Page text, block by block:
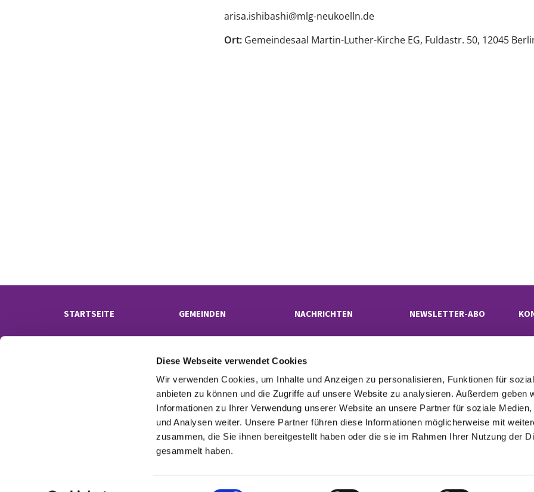
Diese Webseite verwendet Cookies
Wir verwenden Cookies, um Inhalte und Anzeigen zu personalisieren, Funktionen für
anbieten zu können und die Zugriffe auf unsere Website zu analysieren. Außerdem geben
Informationen zu Ihrer Verwendung unserer Website an unsere Partner für soziale Medien,
und Analysen weiter. Unsere Partner führen diese Informationen möglicherweise mit
zusammen, die Sie ihnen bereitgestellt haben oder die sie im Rahmen Ihrer Nutzung der
gesammelt haben.
arisa.ishibashi@mlg-neukoelln.de
Ort:Gemeindesaal Martin-Luther-Kirche EG, Fuldastr. 50, 12045
STARTSEITE GEMEINDEN NACHRICHTEN NEWSLETTER-ABO
· Rübelandstraße 9 B, 12053 Berlin
superintendentur(at)kk-neukoelln.de
Kontaktinformationen Cookie-Richtlinie Erklärung zur Barrierefreiheit